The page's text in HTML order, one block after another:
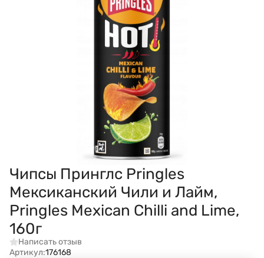
Чипсы Принглс Pringles
Мексиканский Чили и Лайм,
Pringles Mexican Chilli and Lime,
160г
Написать отзыв
Артикул:176168